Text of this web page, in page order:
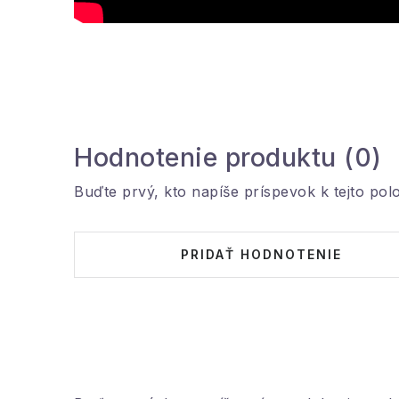
Hodnotenie produktu (0)
Buďte prvý, kto napíše príspevok k tejto
PRIDAŤ HODNOTENIE